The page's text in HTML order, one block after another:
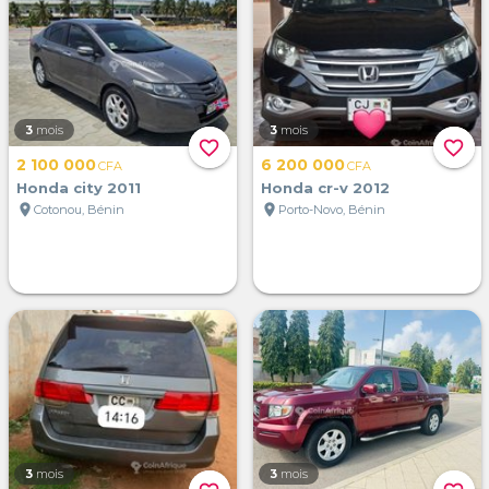
favorite_border
3 mois
2 100 000CFA
Honda city 2011
location_on Cotonou, Bénin
favorite_border
3 mois
6 200 000CFA
Honda cr-v 2012
location_on Porto-Novo, Bénin
3 mois 3 mois